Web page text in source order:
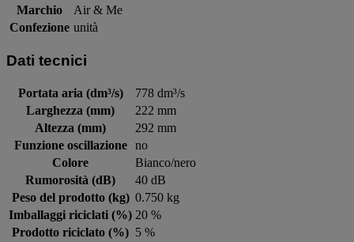
Marchio
Air & Me
Confezione unità
Dati tecnici
Portata aria (dm³/s)
778 dm³/s
Larghezza (mm)
222 mm
Altezza (mm)
292 mm
Funzione oscillazione
no
Colore
Bianco/nero
Rumorosità (dB)
40 dB
Peso del prodotto (kg) 0.750 kg
Imballaggi riciclati (%) 20 %
Prodotto riciclato (%) 5 %